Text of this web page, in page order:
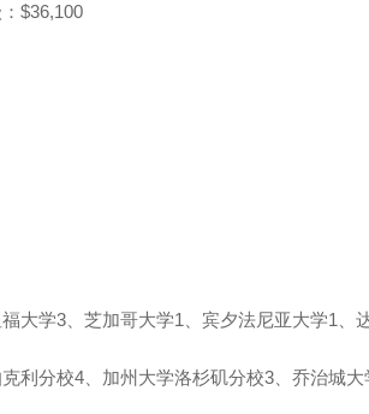
$36,100
大学3、芝加哥大学1、宾夕法尼亚大学1
利分校4、加州大学洛杉矶分校3、乔治城